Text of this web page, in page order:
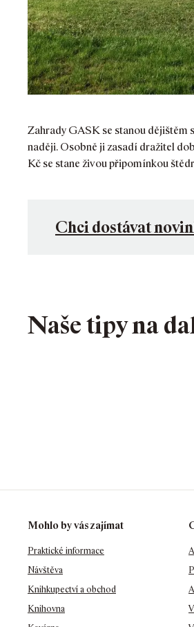
Zahrady GASK se stanou dějištěm
naději. Osobně ji zasadí dražitel
Kč se stane živou připomínkou
Chci dostávat
Naše tipy na
Mohlo by vás zajímat
Praktické informace
Návštěva
Knihkupectví a obchod
Knihovna